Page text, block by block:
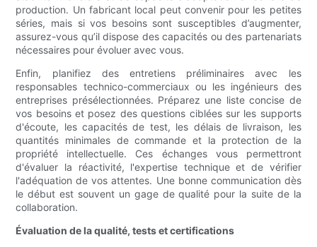
production. Un fabricant local peut convenir pour les petites
séries, mais si vos besoins sont susceptibles d’augmenter,
assurez-vous qu’il dispose des capacités ou des partenariats
nécessaires pour évoluer avec vous.
Enfin, planifiez des entretiens préliminaires avec les
responsables technico-commerciaux ou les ingénieurs des
entreprises présélectionnées. Préparez une liste concise de
vos besoins et posez des questions ciblées sur les supports
d'écoute, les capacités de test, les délais de livraison, les
quantités minimales de commande et la protection de la
propriété intellectuelle. Ces échanges vous permettront
d'évaluer la réactivité, l'expertise technique et de vérifier
l'adéquation de vos attentes. Une bonne communication dès
le début est souvent un gage de qualité pour la suite de la
collaboration.
Évaluation de la qualité, tests et certifications